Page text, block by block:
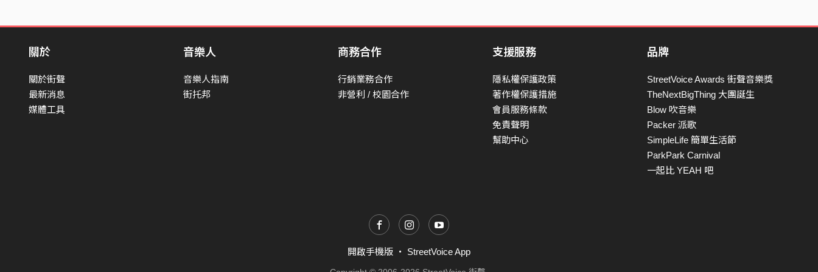
關於
關於街聲
最新消息
媒體工具
音樂人
音樂人指南
街托邦
商務合作
行銷業務合作
非營利 / 校園合作
支援服務
隱私權保護政策
著作權保護措施
會員服務條款
免責聲明
幫助中心
品牌
StreetVoice Awards 街聲音樂獎
TheNextBigThing 大團誕生
Blow 吹音樂
Packer 派歌
SimpleLife 簡單生活節
ParkPark Carnival
一起比 YEAH 吧
開啟手機版 ・ StreetVoice App